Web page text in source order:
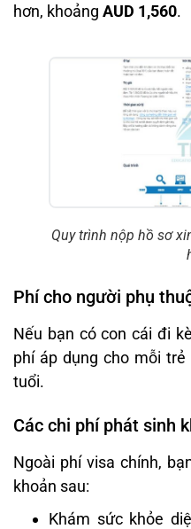
hơn, khoảng AUD 1,560.
Quy trình nộp hồ sơ
Phí cho người phụ
Nếu bạn có con cái đi
phí áp dụng cho mỗi
tuổi.
Các chi phí phát sinh
Ngoài phí visa chính,
khoản sau:
Khám sức khỏe